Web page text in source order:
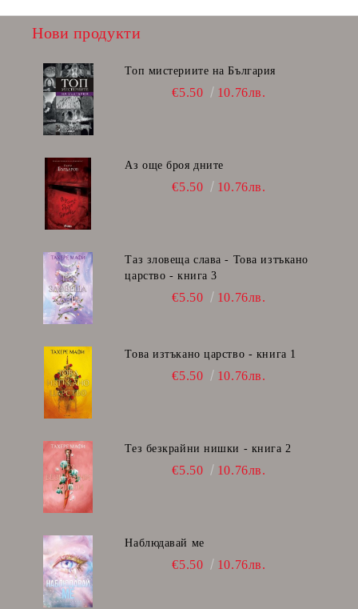
Нови продукти
Топ мистериите на България
€5.50 10.76лв.
Аз още броя дните
€5.50 10.76лв.
Таз зловеща слава - Това изтъкано
царство - книга 3
€5.50 10.76лв.
Това изтъкано царство - книга 1
€5.50 10.76лв.
Тез безкрайни нишки - книга 2
€5.50 10.76лв.
Наблюдавай ме
€5.50 10.76лв.